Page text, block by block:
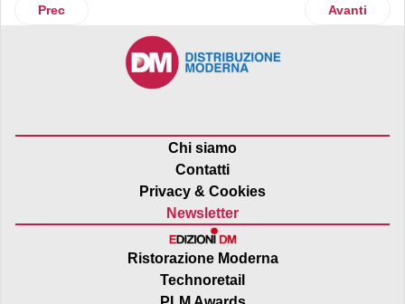
Articolo precedente: Ue
Prec Articolo
Avanti
Chi siamo
Contatti
Privacy & Cookies
Newsletter
Ristorazione Moderna
Technoretail